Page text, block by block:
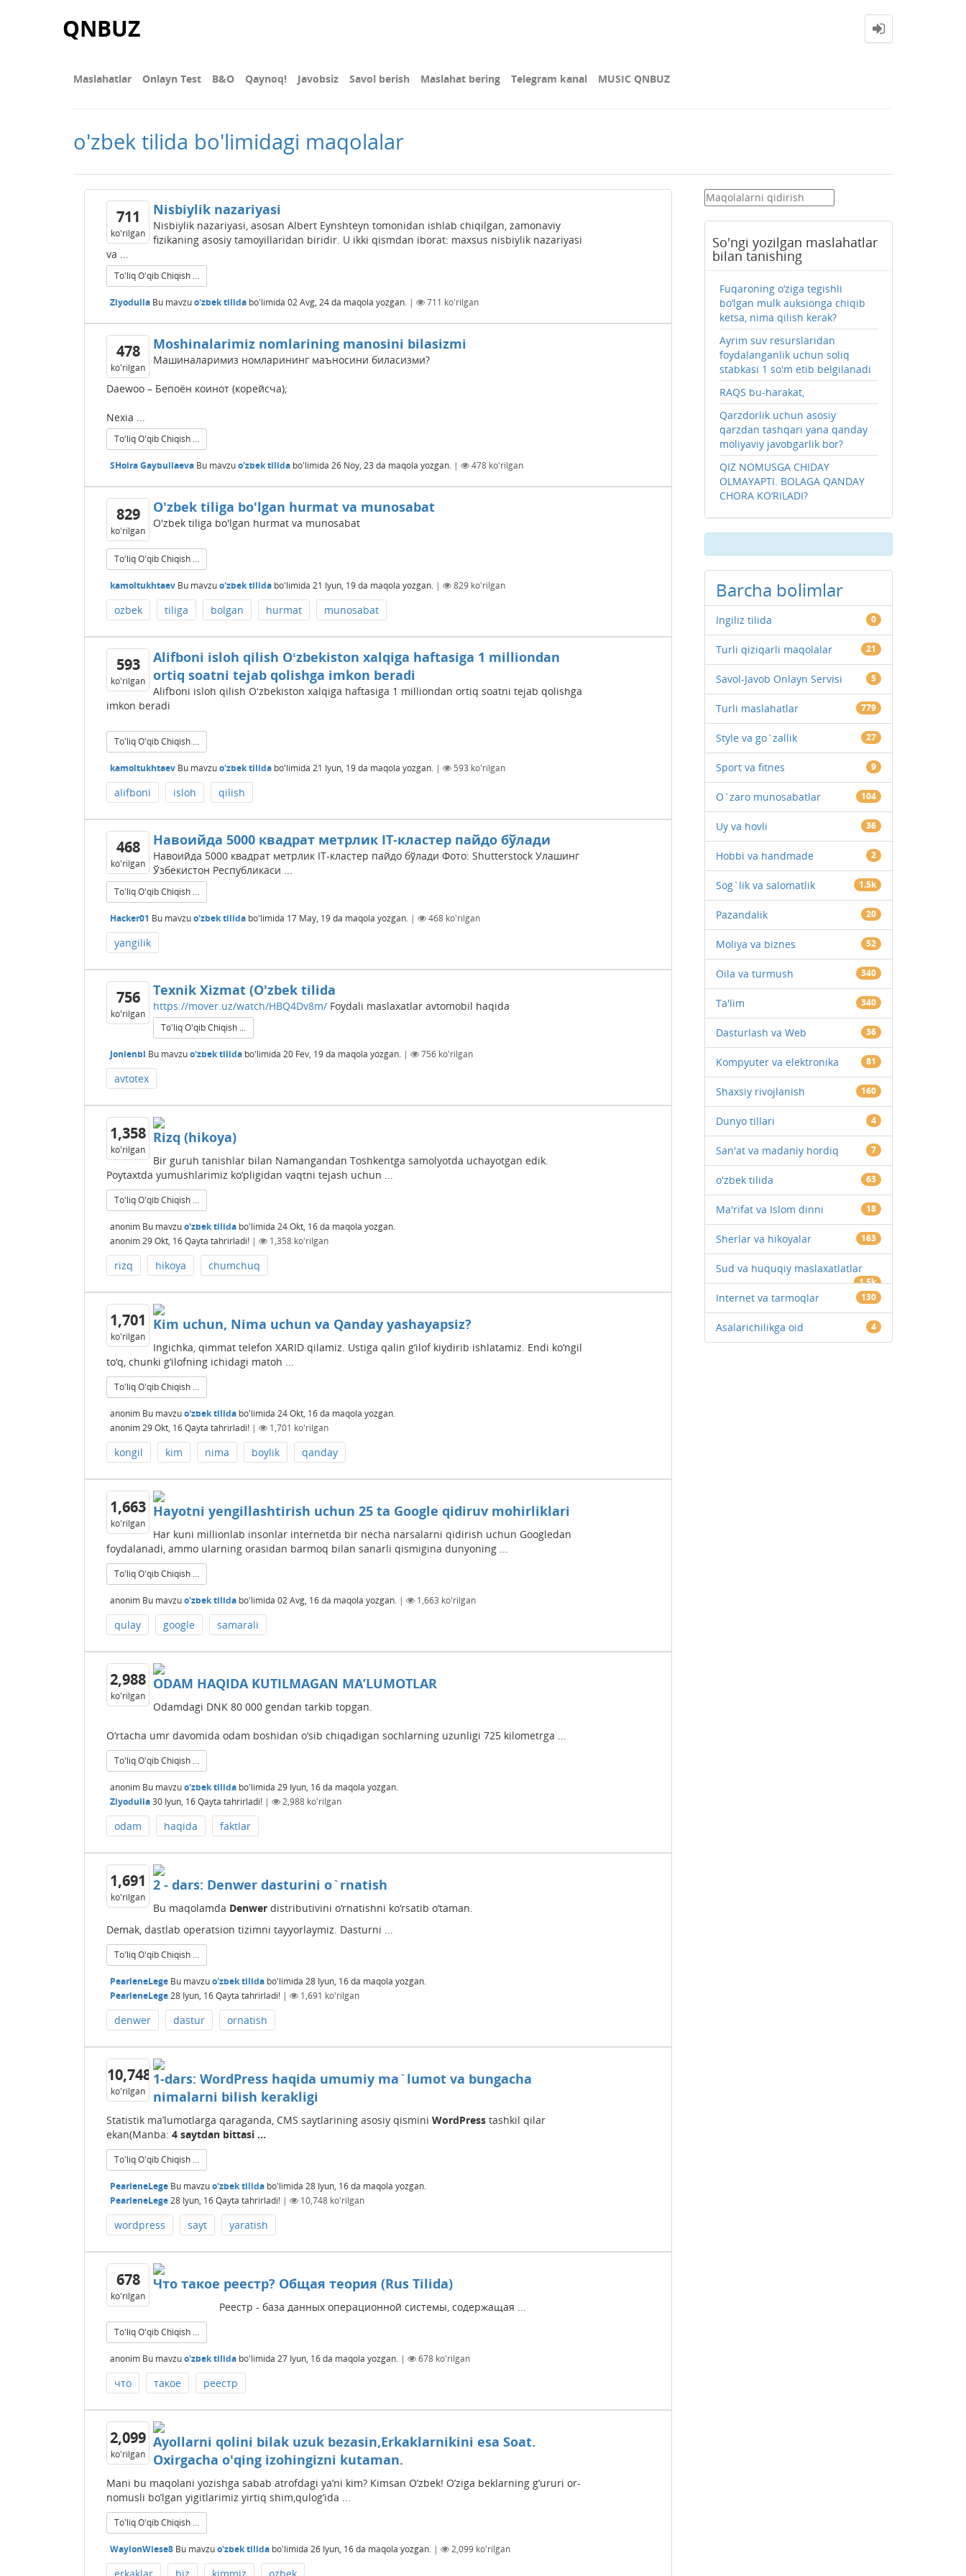
QNBUZ
Maslahatlar Onlayn Test В&О Qaynoq! Javobsiz Savol berish Maslahat bering Telegram kanal MUSIC QNBUZ
o'zbek tilida bo'limidagi maqolalar
711
ko'rilgan
Nisbiylik nazariyasi
Nisbiylik nazariyasi, asosan Albert Eynshteyn tomonidan ishlab chiqilgan, zamonaviy
fizikaning asosiy tamoyillaridan biridir. U ikki qismdan iborat: maxsus nisbiylik nazariyasi
va ...
To'liq O'qib Chiqish ...
Ziyodulla Bu mavzuo'zbek tilida bo'limida 02 Avg, 24da maqola yozgan. | 711 ko'rilgan
478
ko'rilgan
Moshinalarimiz nomlarining manosini bilasizmi
Машиналаримиз номларининг маъносини биласизми?
Daewoo – Бепоён коинот (корейсча);
Nexia ...
To'liq O'qib Chiqish ...
SHoira Gaybullaeva Bu mavzuo'zbek tilida bo'limida 26 Noy, 23 da maqola yozgan. | 478 ko'rilgan
829
ko'rilgan
O'zbek tiliga bo'lgan hurmat va munosabat
O'zbek tiliga bo'lgan hurmat va munosabat
To'liq O'qib Chiqish ...
kamoltukhtaev Bu mavzuo'zbek tilida bo'limida 21 Iyun, 19da maqola yozgan. | 829 ko'rilgan
ozbek tiliga bolgan hurmat munosabat
593
ko'rilgan
Alifboni isloh qilish Oʻzbekiston xalqiga haftasiga 1 milliondan
ortiq soatni tejab qolishga imkon beradi
Alifboni isloh qilish Oʻzbekiston xalqiga haftasiga 1 milliondan ortiq soatni tejab qolishga
imkon beradi
To'liq O'qib Chiqish ...
kamoltukhtaev Bu mavzuo'zbek tilida bo'limida 21 Iyun, 19da maqola yozgan. | 593 ko'rilgan
alifboni isloh qilish
468
ko'rilgan
Навоийда 5000 квадрат метрлик IT-кластер пайдо бўлади
Навоийда 5000 квадрат метрлик IT-кластер пайдо бўлади Фото: Shutterstock Улашинг
Ўзбекистон Республикаси ...
To'liq O'qib Chiqish ...
Hacker01 Bu mavzuo'zbek tilida bo'limida 17 May, 19da maqola yozgan. | 468 ko'rilgan
yangilik
756
ko'rilgan
Texnik Xizmat (O'zbek tilida
https://mover.uz/watch/HBQ4Dv8m/ Foydali maslaxatlar avtomobil haqida
To'liq O'qib Chiqish ...
Jonienbl Bu mavzuo'zbek tilida bo'limida 20 Fev, 19da maqola yozgan. | 756 ko'rilgan
avtotex
1,358
ko'rilgan
Rizq (hikoya)
Bir guruh tanishlar bilan Namangandan Toshkentga samolyotda uchayotgan edik.
Poytaxtda yumushlarimiz ko‘pligidan vaqtni tejash uchun ...
To'liq O'qib Chiqish ...
anonim Bu mavzuo'zbek tilida bo'limida 24 Okt, 16da maqola yozgan.
anonim29 Okt, 16Qayta tahrirladi! | 1,358 ko'rilgan
rizq hikoya chumchuq
1,701
ko'rilgan
Kim uchun, Nima uchun va Qanday yashayapsiz?
Ingichka, qimmat telefon XARID qilamiz. Ustiga qalin g‘ilof kiydirib ishlatamiz. Endi ko‘ngil
to‘q, chunki g‘ilofning ichidagi matoh ...
To'liq O'qib Chiqish ...
anonim Bu mavzuo'zbek tilida bo'limida 24 Okt, 16da maqola yozgan.
anonim29 Okt, 16Qayta tahrirladi! | 1,701 ko'rilgan
kongil kim nima boylik qanday
1,663
ko'rilgan
Hayotni yengillashtirish uchun 25 ta Google qidiruv mohirliklari
Har kuni millionlab insonlar internetda bir necha narsalarni qidirish uchun Googledan
foydalanadi, ammo ularning orasidan barmoq bilan sanarli qismigina dunyoning ...
To'liq O'qib Chiqish ...
anonim Bu mavzuo'zbek tilida bo'limida 02 Avg, 16da maqola yozgan. | 1,663 ko'rilgan
qulay google samarali
2,988
ko'rilgan
ODAM HAQIDA KUTILMAGAN MA’LUMOTLAR
Odamdagi DNK 80 000 gendan tarkib topgan.
O‘rtacha umr davomida odam boshidan o‘sib chiqadigan sochlarning uzunligi 725 kilometrga ...
To'liq O'qib Chiqish ...
anonim Bu mavzuo'zbek tilida bo'limida 29 Iyun, 16da maqola yozgan.
Ziyodulla30 Iyun, 16Qayta tahrirladi! | 2,988 ko'rilgan
odam haqida faktlar
1,691
ko'rilgan
2 - dars: Denwer dasturini o`rnatish
Bu maqolamda Denwer distributivini o‘rnatishni ko‘rsatib o‘taman.
Demak, dastlab operatsion tizimni tayyorlaymiz. Dasturni ...
To'liq O'qib Chiqish ...
PearleneLege Bu mavzuo'zbek tilida bo'limida 28 Iyun, 16da maqola yozgan.
PearleneLege28 Iyun, 16Qayta tahrirladi! | 1,691 ko'rilgan
denwer dastur ornatish
10,748
ko'rilgan
1-dars: WordPress haqida umumiy ma`lumot va bungacha
nimalarni bilish kerakligi
Statistik ma’lumotlarga qaraganda, CMS saytlarining asosiy qismini WordPress tashkil qilar
ekan(Manba: 4 saytdan bittasi ...
To'liq O'qib Chiqish ...
PearleneLege Bu mavzuo'zbek tilida bo'limida 28 Iyun, 16da maqola yozgan.
PearleneLege28 Iyun, 16Qayta tahrirladi! | 10,748 ko'rilgan
wordpress sayt yaratish
678
ko'rilgan
Что такое реестр? Общая теория (Rus Tilida)
Реестр - база данных операционной системы, содержащая ...
To'liq O'qib Chiqish ...
anonim Bu mavzuo'zbek tilida bo'limida 27 Iyun, 16da maqola yozgan. | 678 ko'rilgan
что такое реестр
2,099
ko'rilgan
Ayollarni qolini bilak uzuk bezasin,Erkaklarnikini esa Soat.
Oxirgacha o'qing izohingizni kutaman.
Mani bu maqolani yozishga sabab atrofdagi ya’ni kim? Kimsan O’zbek! O’ziga beklarning g’ururi or-
nomusli bo’lgan yigitlarimiz yirtiq shim,qulog’ida ...
To'liq O'qib Chiqish ...
WaylonWiese8 Bu mavzuo'zbek tilida bo'limida 26 Iyun, 16da maqola yozgan. | 2,099 ko'rilgan
So'ngi yozilgan maslahatlar
bilan tanishing
Fuqaroning o‘ziga tegishli
bo‘lgan mulk auksionga chiqib
ketsa, nima qilish kerak?
Ayrim suv resurslaridan
foydalanganlik uchun soliq
stabkasi 1 so'm etib belgilanadi
RAQS bu-harakat,
Qarzdorlik uchun asosiy
qarzdan tashqari yana qanday
moliyaviy javobgarlik bor?
QIZ NOMUSGA CHIDAY
OLMAYAPTI. BOLAGA QANDAY
CHORA KO‘RILADI?
Barcha bolimlar
Ingiliz tilida 0
Turli qiziqarli maqolalar 21
Savol-Javob Onlayn Servisi 5
Turli maslahatlar 779
Style va go`zallik 27
Sport va fitnes 9
O`zaro munosabatlar 104
Uy va hovli 36
Hobbi va handmade 2
Sog`lik va salomatlik 1.5k
Pazandalik 20
Moliya va biznes 52
Oila va turmush 340
Ta'lim 340
Dasturlash va Web 36
Kompyuter va elektronika 81
Shaxsiy rivojlanish 160
Dunyo tillari 4
San'at va madaniy hordiq 7
o'zbek tilida 63
Ma'rifat va Islom dinni 18
Sherlar va hikoyalar 163
Sud va huquqiy maslaxatlatlar
1.5k
Internet va tarmoqlar 130
Asalarichilikga oid 4